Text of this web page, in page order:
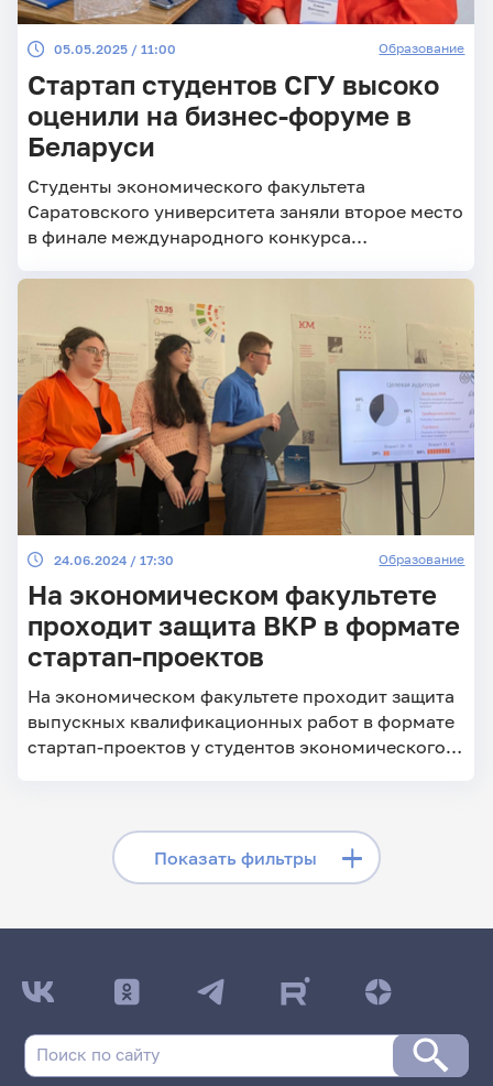
05.05.2025 / 11:00 Образование
Стартап студентов СГУ высоко
оценили на бизнес-форуме в
Беларуси
Студенты экономического факультета
Саратовского университета заняли второе место
в финале международного конкурса
24.06.2024 / 17:30 Образование
На экономическом факультете
проходит защита ВКР в формате
стартап-проектов
На экономическом факультете проходит защита
выпускных квалификационных работ в формате
стартап-проектов у студентов экономического
Показать фильтры
Скрыть фильтры
Поиск по рубрикам